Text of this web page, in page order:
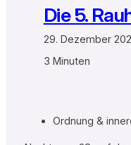
Die 5.
29. Dezember
3 Minuten
Ordnung &